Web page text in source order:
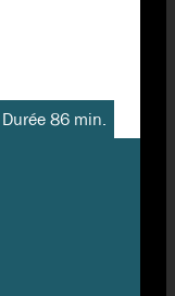
Durée 86 min.